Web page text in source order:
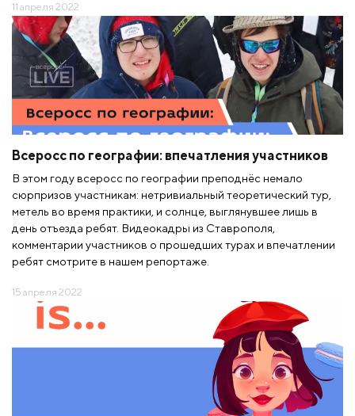
11 апреля 2022
Всеросс по географии: впечатления участников
В этом году всеросс по географии преподнёс немало
сюрпризов участникам: нетривиальный теоретический тур,
метель во время практики, и солнце, выглянувшее лишь в
день отъезда ребят. Видеокадры из Ставрополя,
комментарии участников о прошедших турах и впечатлении
ребят смотрите в нашем репортаже.
15 апреля 2022